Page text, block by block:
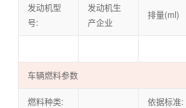
发动机型
号:
发动机生
产企业
排量(ml)
车辆燃料参数
燃料种类: 依据标准: